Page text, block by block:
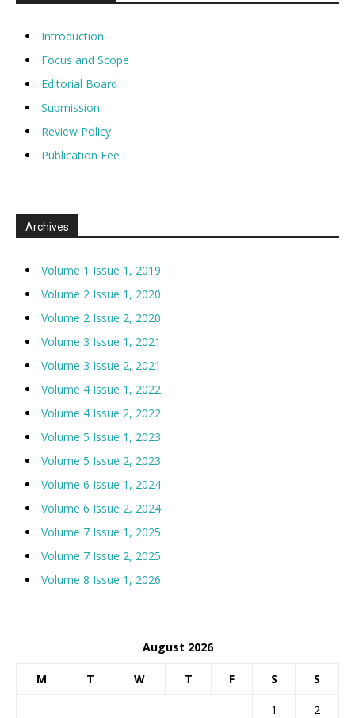
Introduction
Focus and Scope
Editorial Board
Submission
Review Policy
Publication Fee
Archives
Volume 1 Issue 1, 2019
Volume 2 Issue 1, 2020
Volume 2 Issue 2, 2020
Volume 3 Issue 1, 2021
Volume 3 Issue 2, 2021
Volume 4 Issue 1, 2022
Volume 4 Issue 2, 2022
Volume 5 Issue 1, 2023
Volume 5 Issue 2, 2023
Volume 6 Issue 1, 2024
Volume 6 Issue 2, 2024
Volume 7 Issue 1, 2025
Volume 7 Issue 2, 2025
Volume 8 Issue 1, 2026
August 2026
M T W T F S S
1
2